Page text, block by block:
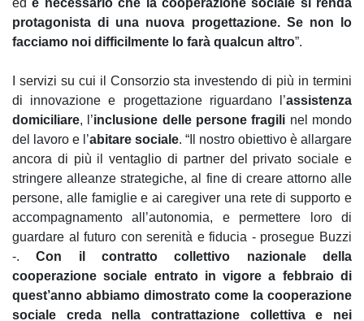
edè necessario che la cooperazione sociale si renda
protagonista di una nuova progettazione. Se non lo
facciamo noi difficilmente lo farà qualcun altro”.
I servizi su cui il Consorzio sta investendo di più in termini
di innovazione e progettazione riguardano l’assistenza
domiciliare, l’inclusione delle persone fragili nel mondo
del lavoro e l’abitare sociale. “Il nostro obiettivo è allargare
ancora di più il ventaglio di partner del privato sociale e
stringere alleanze strategiche, al fine di creare attorno alle
persone, alle famiglie e ai caregiver una rete di supporto e
accompagnamento all’autonomia, e permettere loro di
guardare al futuro con serenità e fiducia - prosegue Buzzi
-.Con il contratto collettivo nazionale della
cooperazione sociale entrato in vigore a febbraio di
quest’anno abbiamo dimostrato come la cooperazione
sociale creda nella contrattazione collettiva e nei